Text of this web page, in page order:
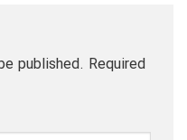
published. Required